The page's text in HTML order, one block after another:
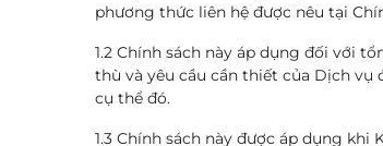
phương thức liên hệ được nêu tại
1.2 Chính sách này áp dụng đối với
thù và yêu cầu cần thiết của Dịch vụ
cụ thể đó.
1.3 Chính sách này được áp dụng